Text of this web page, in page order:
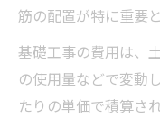
筋の配置が特に重要
基礎工事の費用は、
の使用量などで変動
たりの単価で積算さ